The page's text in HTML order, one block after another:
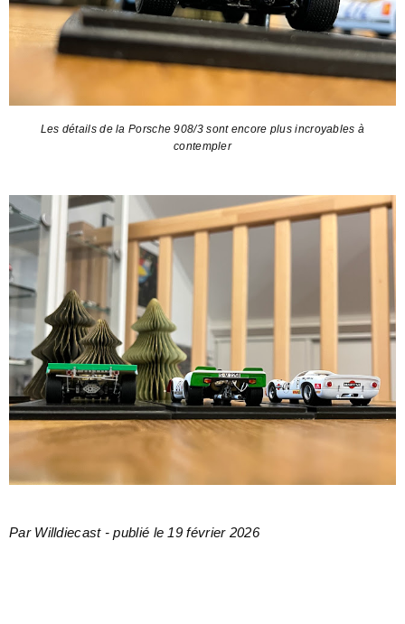
Les détails de la Porsche 908/3 sont encore plus incroyables à
contempler
Par Willdiecast - publié le 19 février 2026